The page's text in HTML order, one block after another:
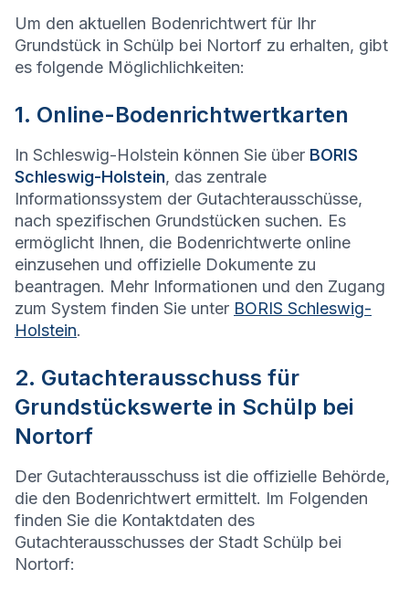
Um den aktuellen Bodenrichtwert für Ihr
Grundstück in Schülp bei Nortorf zu erhalten, gibt
es folgende Möglichlichkeiten:
1. Online-Bodenrichtwertkarten
In Schleswig-Holstein können Sie über BORIS
Schleswig-Holstein, das zentrale
Informationssystem der Gutachterausschüsse,
nach spezifischen Grundstücken suchen. Es
ermöglicht Ihnen, die Bodenrichtwerte online
einzusehen und offizielle Dokumente zu
beantragen. Mehr Informationen und den Zugang
zum System finden Sie unter BORIS Schleswig-
Holstein.
2. Gutachterausschuss für
Grundstückswerte in Schülp bei
Nortorf
Der Gutachterausschuss ist die offizielle Behörde,
die den Bodenrichtwert ermittelt. Im Folgenden
finden Sie die Kontaktdaten des
Gutachterausschusses der Stadt Schülp bei
Nortorf: